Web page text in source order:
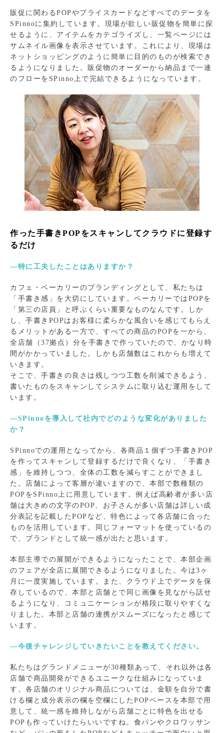
販促に関わるPOPやプライスカードなどすべてのデータを
SPinnoに集約しています。現場が欲しい販促物を簡単に探
せるように、アイテムをカテゴライズし、一覧ページには
サムネイル画像を表示させています。これにより、現場は
ネットショッピングのように簡単に目的のものが検索でき
るようになりました。販促物のオーダーから納品まで一連
のフローをSPinno上で完結できるようになっています。
作った手書きPOPをスキャンしてクラウドに登録す
るだけ
―特に工夫したことはありますか？
カフェ・ベーカリーのブランディングとして、私たちは
「手書き感」を大切にしています。ベーカリーではPOPを
「第三の店員」と呼ぶくらい重要なものなんです。しか
し、手書きPOPはお客様に柔らかな風合いを感じてもらえ
るメリットがある一方で、すべての商品のPOPを一から、
全店舗（37拠点）分を手書きで作っていたので、かなり時
間がかかっていました。しかも店舗数はこれからも増えて
いきます。
そこで、手書きの良さは残しつつ工数を削減できるよう、
書いたものをスキャンしてシステムに取り込む運用をして
います。
―SPinnoを導入して社内でどのような変化がありました
か？
SPinnoでの運用となってから、各商品１個ずつ手書きPOP
を作ってスキャンして登録するだけで良くなり、「手書き
感」を維持しつつ、全体の工数を減らすことができまし
た。店舗によって客層が違いますので、本部で数種類の
POPをSPinno上に用意しています。例えば高齢者が多い店
舗は大きめの文字のPOP、お子さんが多い店舗は詳しい成
分表記を記載したPOPなど、特色によって各店舗に合った
ものを活用しています。同じフォーマットを使っているの
で、ブランドとして統一感が出たと思います。
本部主導での展開ができるようになったことで、本部企画
のフェアが全店に展開できるようになりました。今は3ヶ
月に一度実施しています。また、クラウド上でデータを保
存しているので、本部と店舗とで同じ画像を見ながら話せ
るようになり、コミュニケーションが格段に取りやすくな
りました。本部と店舗の連携がスムーズになったと感じて
います。
―今後チャレンジしていきたいことを教えてください。
私たちはグランドメニューが30種類あって、それ以外は各
店舗で商品開発ができるユニークな仕組みになっていま
す。各店舗のオリジナル商品については、金額を自分で書
ける欄と成分表示の欄を空欄にしたPOPベースを本部で用
意して、統一感を維持しながら店舗ごとに特色を出せる
POPも作っていけたらいいですね。食パンやクロワッサン